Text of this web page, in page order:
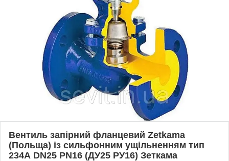
Вентиль запірний фланцевий Zetkama
(Польща) із сильфонним ущільненням тип
234А DN25 PN16 (ДУ25 РУ16) Зеткама